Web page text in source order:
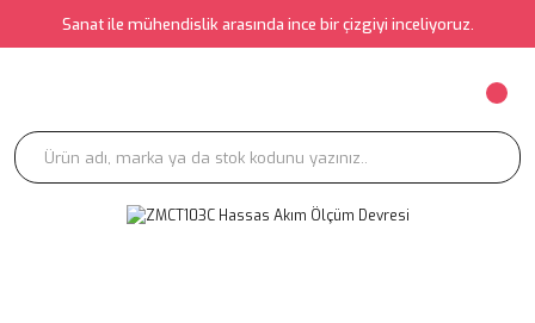
Sanat ile mühendislik arasında ince bir çizgiyi inceliyoruz.